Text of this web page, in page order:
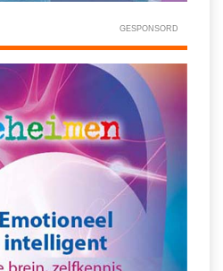
GESPONSORD